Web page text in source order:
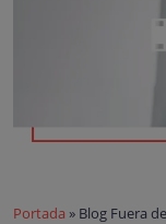
Portada » Blog Fuera